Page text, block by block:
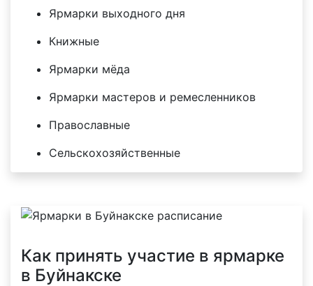
Ярмарки выходного дня
Книжные
Ярмарки мёда
Ярмарки мастеров и ремесленников
Православные
Сельскохозяйственные
Как принять участие в ярмарке
в Буйнакске